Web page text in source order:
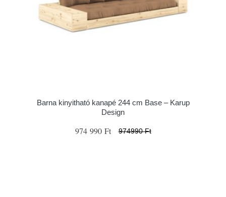
Barna kinyitható kanapé 244 cm Base – Karup
Design
974 990 Ft 974990 Ft